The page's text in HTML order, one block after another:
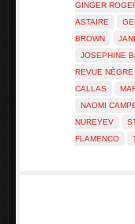
GINGER
ASTAIRE
BROWN
JOSEPHINE
REVUE NÈGRE
CALLAS
NAOMI
NUREYEV
FLAMENCO